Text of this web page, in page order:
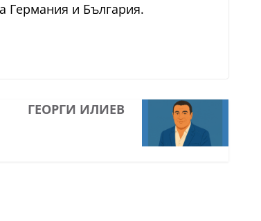
Германия и България.
ГЕОРГИ ИЛИЕВ